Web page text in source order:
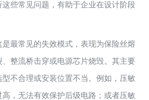
些常见问题，有助于企业在设计阶段
最常见的失效模式，表现为保险丝熔
、整流桥击穿或电源芯片烧毁。其主要
型不合理或安装位置不当。例如，压敏
，无法有效保护后级电路；或者压敏